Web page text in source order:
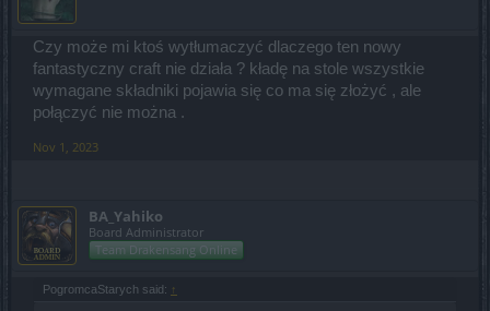
Czy może mi ktoś wytłumaczyć dlaczego ten nowy
fantastyczny craft nie działa ? kładę na stole wszystkie
wymagane składniki pojawia się co ma się złożyć , ale
połączyć nie można .
Nov 1, 2023
BA_Yahiko
Board Administrator
Team Drakensang Online
PogromcaStarych said: ↑